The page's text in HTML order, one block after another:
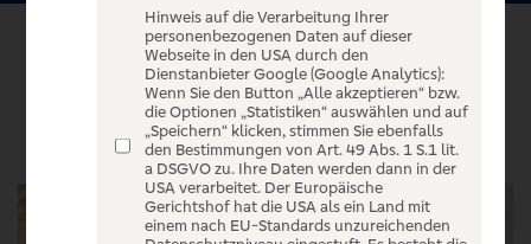
VERANSTALTUNGEN
Hinweis auf die Verarbeitung Ihrer
personenbezogenen Daten auf dieser
Webseite in den USA durch den
Dienstanbieter Google (Google Analytics):
Wenn Sie den Button „Alle akzeptieren“ bzw.
die Optionen „Statistiken“ auswählen und auf
„Speichern“ klicken, stimmen Sie ebenfalls
den Bestimmungen von Art. 49 Abs. 1 S.1 lit.
a DSGVO zu. Ihre Daten werden dann in der
USA verarbeitet. Der Europäische
Gerichtshof hat die USA als ein Land mit
einem nach EU-Standards unzureichenden